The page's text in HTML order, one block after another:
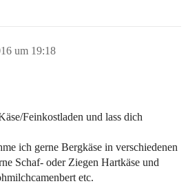
um 19:18
Feinkostladen und lass dich
ich gerne Bergkäse in verschiedenen
Schaf- oder Ziegen Hartkäse und
etc.